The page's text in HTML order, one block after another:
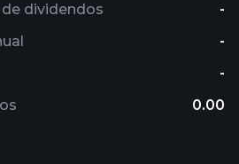
dividendos
-
-
-
0.00